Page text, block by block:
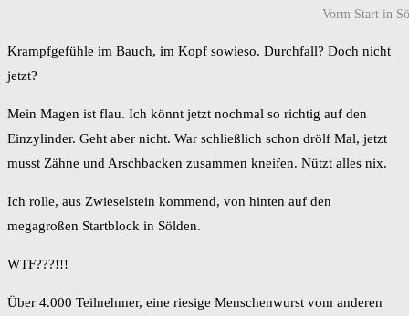
Vorm Start in
Krampfgefühle im Bauch, im Kopf sowieso. Durchfall? Doch nicht
jetzt?
Mein Magen ist flau. Ich könnt jetzt nochmal so richtig auf den
Einzylinder. Geht aber nicht. War schließlich schon drölf Mal, jetzt
musst Zähne und Arschbacken zusammen kneifen. Nützt alles nix.
Ich rolle, aus Zwieselstein kommend, von hinten auf den
megagroßen Startblock in Sölden.
WTF???!!!
Über 4.000 Teilnehmer, eine riesige Menschenwurst vom anderen